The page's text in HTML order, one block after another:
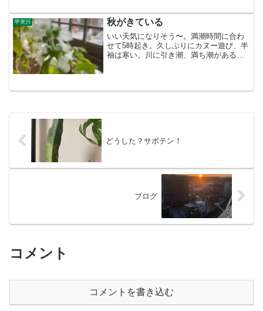
る。やり残したものがまだあ...
甲突川 秋がきている
いい天気になりそう〜。満潮時間に合わ
せて5時起き。久しぶりにカヌー遊び、半
袖は寒い。川に引き潮、満ち潮があるな
た、バジルは終わり。午...
どうした？サボテン！
ブログ
コメント
コメントを書き込む